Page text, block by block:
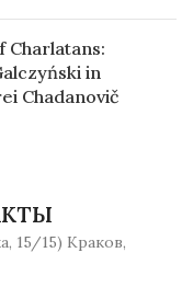
Charlatans:
in
Chadanovič
15/15) Краков,